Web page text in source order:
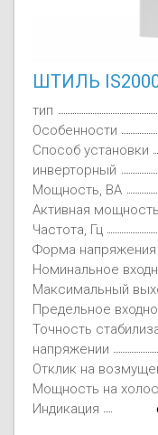
ШТИЛЬ
тип
Особенности
Способ установки
инверторный
Мощность, ВА
Активная
Частота, Гц
Форма напряжения
Номинальное
Максимальный
Предельное
Точность
напряжении
Отклик на
Мощность на
Индикация